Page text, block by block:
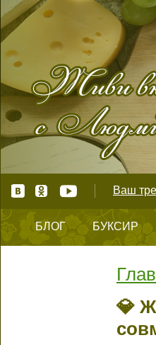
Ваш
БЛОГ БУКСИР
💎